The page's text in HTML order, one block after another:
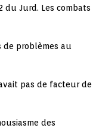
Jurd. Les combats
de problèmes au
pas de facteur de
des